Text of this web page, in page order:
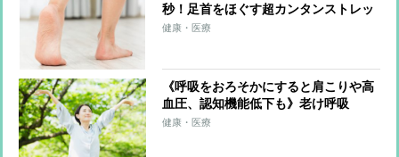
秒！足首をほぐす超カンタンストレッ
チ 足首を硬くしない習慣も紹介
健康・医療
《呼吸をおろそかにすると肩こりや高
血圧、認知機能低下も》老け呼吸
を“長生き呼吸”に変える「呼吸筋スト
健康・医療